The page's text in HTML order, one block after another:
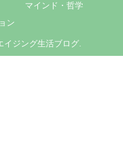
マインド・哲学
ン
ジング生活ブログ.